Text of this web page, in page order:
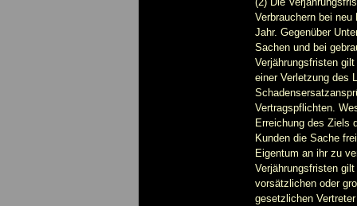
(2) Die
Verbrauchern bei
Jahr. Gegenüber
Sachen und bei
Verjährungsfristen
einer Verletzung des
Vertragspflichten.
Erreichung des Ziels
Kunden die Sache
Eigentum an ihr zu
Verjährungsfristen
vorsätzlichen oder
gesetzlichen